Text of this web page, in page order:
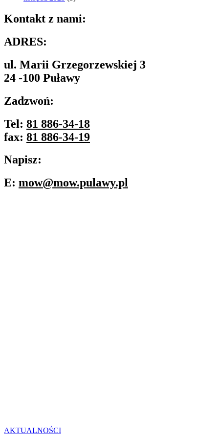
Kontakt z nami:
ADRES:
ul. Marii Grzegorzewskiej 3
24 -100 Puławy
Zadzwoń:
Tel: 81 886-34-18
fax: 81 886-34-19
Napisz:
E: mow@mow.pulawy.pl
AKTUALNOŚCI